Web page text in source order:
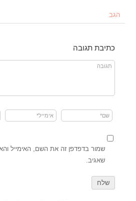
הגב
כתיבת תגובה
שמור בדפדפן זה את השם, האימייל
שאגיב.